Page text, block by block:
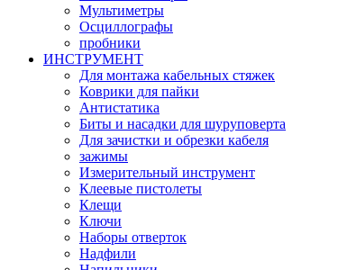
Мультиметры
Осциллографы
пробники
ИНСТРУМЕНТ
Для монтажа кабельных стяжек
Коврики для пайки
Антистатика
Биты и насадки для шуруповерта
Для зачистки и обрезки кабеля
зажимы
Измерительный инструмент
Клеевые пистолеты
Клещи
Ключи
Наборы отверток
Надфили